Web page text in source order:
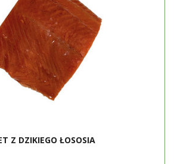
Z DZIKIEGO ŁOSOSIA